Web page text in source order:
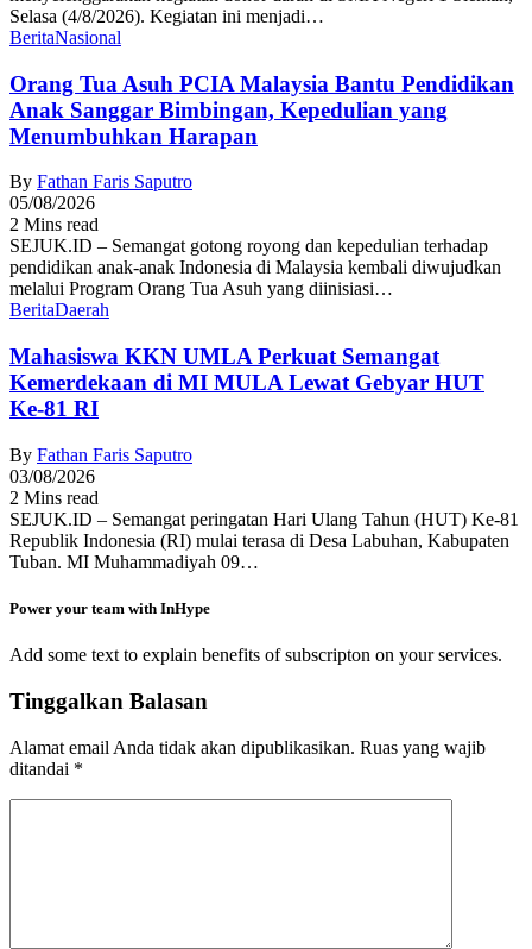
Selasa (4/8/2026). Kegiatan ini menjadi…
BeritaNasional
Orang Tua Asuh PCIA Malaysia Bantu Pendidikan
Anak Sanggar Bimbingan, Kepedulian yang
Menumbuhkan Harapan
By Fathan Faris Saputro
05/08/2026
2 Mins read
SEJUK.ID – Semangat gotong royong dan kepedulian terhadap
pendidikan anak-anak Indonesia di Malaysia kembali diwujudkan
melalui Program Orang Tua Asuh yang diinisiasi…
BeritaDaerah
Mahasiswa KKN UMLA Perkuat Semangat
Kemerdekaan di MI MULA Lewat Gebyar HUT
Ke-81 RI
By Fathan Faris Saputro
03/08/2026
2 Mins read
SEJUK.ID – Semangat peringatan Hari Ulang Tahun (HUT) Ke-81
Republik Indonesia (RI) mulai terasa di Desa Labuhan, Kabupaten
Tuban. MI Muhammadiyah 09…
Power your team with InHype
Add some text to explain benefits of subscripton on your services.
Tinggalkan Balasan
Alamat email Anda tidak akan dipublikasikan. Ruas yang wajib
ditandai *